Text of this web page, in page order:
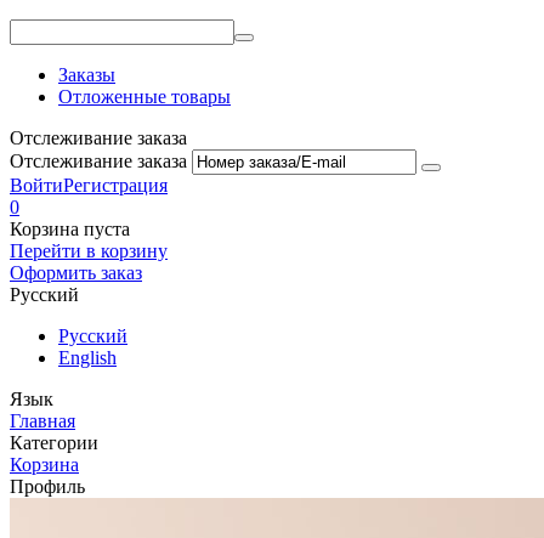
Заказы
Отложенные товары
Отслеживание заказа
Отслеживание заказа
ВойтиРегистрация
0
Корзина пуста
Перейти в корзину
Оформить заказ
Русский
Русский
English
Язык
Главная
Категории
Корзина
Профиль